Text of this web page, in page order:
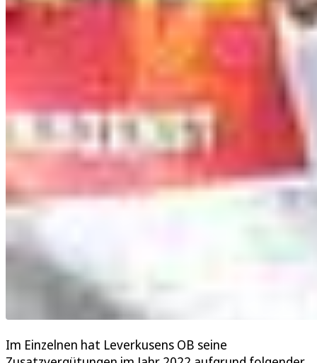
Im Einzelnen hat Leverkusens OB seine